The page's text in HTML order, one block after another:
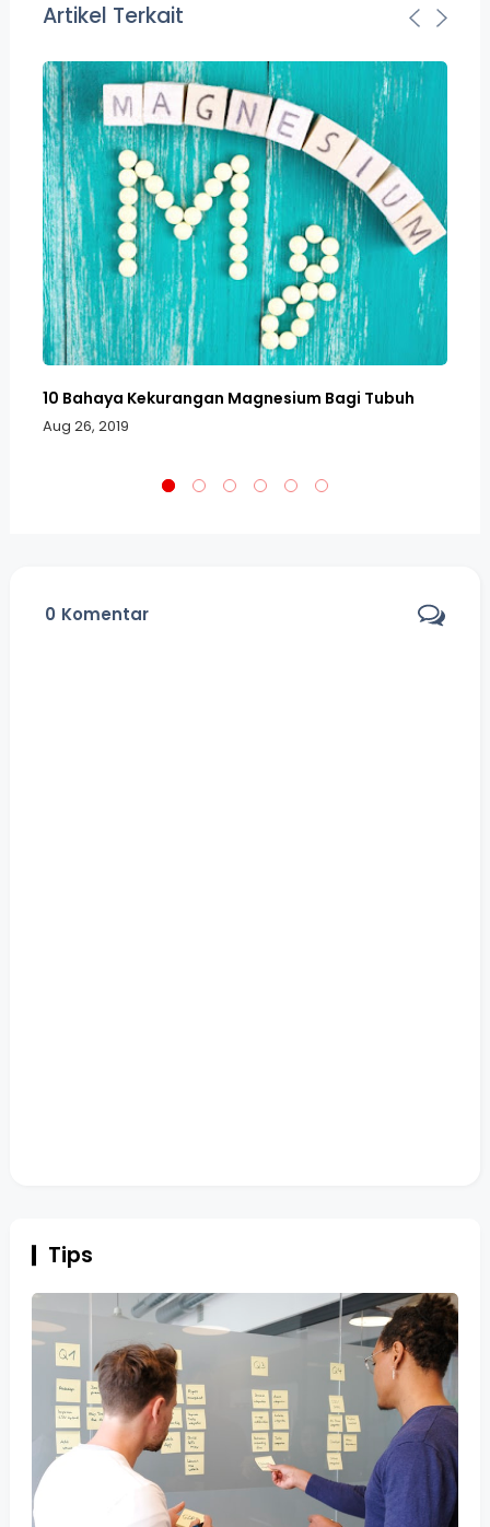
Artikel Terkait
10 Bahaya Kekurangan Magnesium Bagi Tubuh
Aug 26, 2019
0 Komentar
Tips